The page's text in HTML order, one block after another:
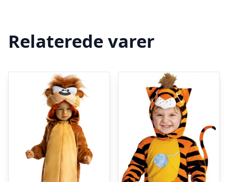
Relaterede varer